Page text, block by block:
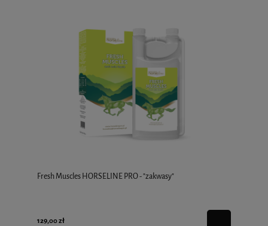
Fresh Muscles HORSELINE PRO - "zakwasy"
129,00 zł